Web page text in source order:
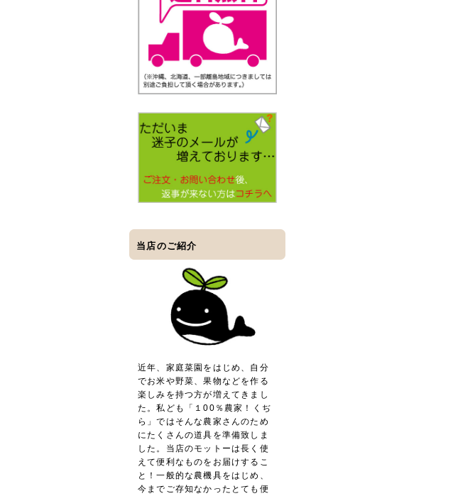
当店のご紹介
近年、家庭菜園をはじめ、自分
でお米や野菜、果物などを作る
楽しみを持つ方が増えてきまし
た。私ども「１00％農家！くぢ
ら」ではそんな農家さんのため
にたくさんの道具を準備致しま
した。当店のモットーは長く使
えて便利なものをお届けするこ
と！一般的な農機具をはじめ、
今までご存知なかったとても便